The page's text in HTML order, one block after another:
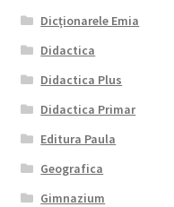
Dicționarele Emia
Didactica
Didactica Plus
Didactica Primar
Editura Paula
Geografica
Gimnazium